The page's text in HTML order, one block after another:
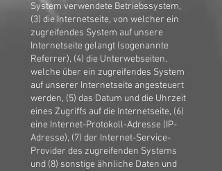
System verwendete Betriebssystem,
(3) die Internetseite, von welcher ein
zugreifendes System auf unsere
Internetseite gelangt (sogenannte
Referrer), (4) die Unterwebseiten,
welche über ein zugreifendes System
auf unserer Internetseite angesteuert
werden, (5) das Datum und die Uhrzeit
eines Zugriffs auf die Internetseite, (6)
eine Internet-Protokoll-Adresse (IP-
Adresse), (7) der Internet-Service-
Provider des zugreifenden Systems
und (8) sonstige ähnliche Daten und